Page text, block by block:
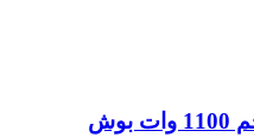
شاكوش تكسير ماكس 5.7 كجم 1100 وات بوش